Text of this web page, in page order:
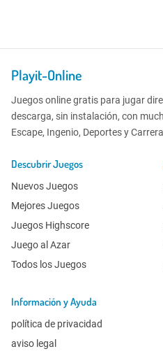
Playit-Online
Juegos online gratis para jugar
descarga, sin instalación, con
Escape, Ingenio, Deportes y
Descubrir Juegos
Nuevos Juegos
Mejores Juegos
Juegos Highscore
Juego al Azar
Todos los Juegos
Información y Ayuda
política de privacidad
aviso legal